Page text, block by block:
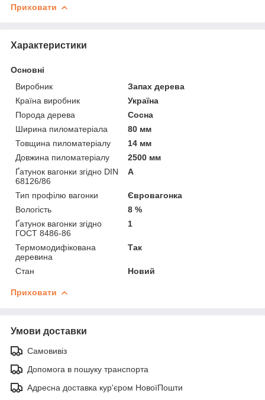
Приховати
Характеристики
Основні
Виробник
Запах дерева
Країна виробник
Україна
Порода дерева
Сосна
Ширина пиломатеріала
80 мм
Товщина пиломатеріалу
14 мм
Довжина пиломатеріалу
2500 мм
Ґатунок вагонки згідно DIN
68126/86
А
Тип профілю вагонки
Євровагонка
Вологість
8 %
Ґатунок вагонки згідно
ГОСТ 8486-86
1
Термомодифікована
деревина
Так
Стан Новий
Приховати
Умови доставки
Самовивіз
Допомога в пошуку транспорта
Адресна доставка кур'єром НовоїПошти